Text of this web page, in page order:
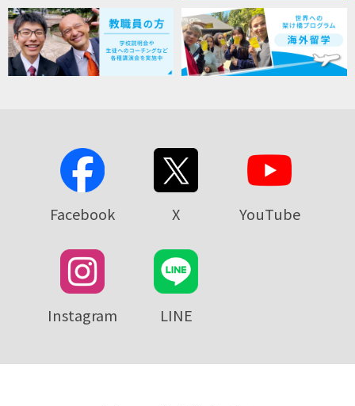
Facebook X YouTube
Instagram LINE